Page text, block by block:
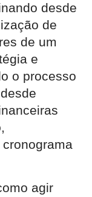
desde
de
de um
e
o processo
agir